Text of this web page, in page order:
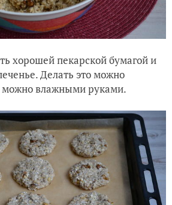
хорошей пекарской бумагой и
Делать это можно
можно влажными руками.